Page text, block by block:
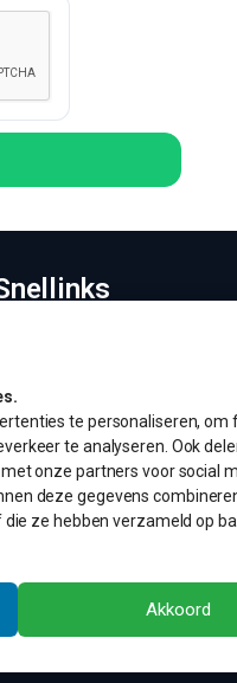
te personaliseren, om
te analyseren. Ook
onze partners voor social
deze gegevens
ze hebben verzameld op
Akkoord
offerte vergelijken
successen
ons